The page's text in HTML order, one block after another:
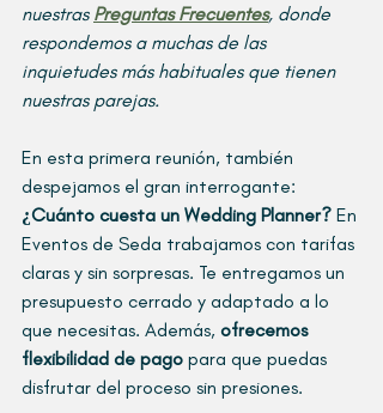
nuestras Preguntas Frecuentes, donde
respondemos a muchas de las
inquietudes más habituales que tienen
nuestras parejas.
En esta primera reunión, también
despejamos el gran interrogante:
¿Cuánto cuesta un Wedding Planner? En
Eventos de Seda trabajamos con tarifas
claras y sin sorpresas. Te entregamos un
presupuesto cerrado y adaptado a lo
que necesitas. Además, ofrecemos
flexibilidad de pago para que puedas
disfrutar del proceso sin presiones.